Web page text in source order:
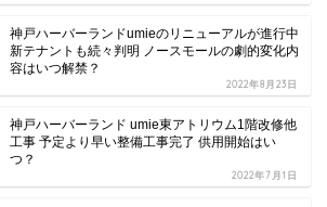
神戸ハーバーランドumieのリニューアルが進行中
新テナントも続々判明 ノースモールの劇的変化内
容はいつ解禁？
2022年8月23日
神戸ハーバーランド umie東アトリウム1階改修他
工事 予定より早い整備工事完了 供用開始はい
つ？
2022年7月1日